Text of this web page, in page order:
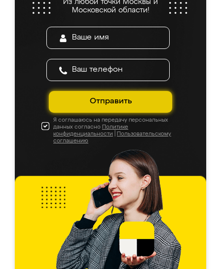
Из любой точки Москвы и
Московской области!
Отправить
Я соглашаюсь на передачу персональных
данных согласно Политике
конфиденциальности
Пользовательскому
соглашению